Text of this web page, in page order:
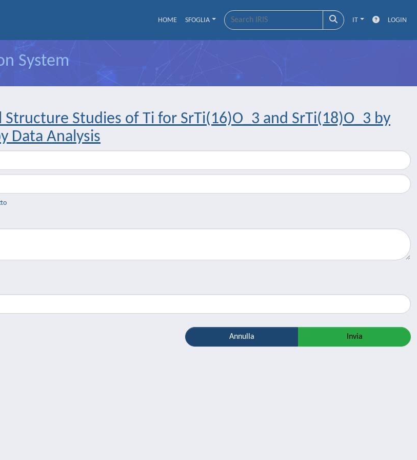
HOME SFOGLIA IT LOGIN
System
Structure Studies of Ti for SrTi(16)O_3 and SrTi(18)O_3 by
Data Analysis
Annulla Invia